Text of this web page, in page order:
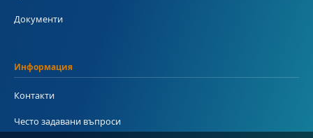
Документи
Информация
Контакти
Често задавани въпроси